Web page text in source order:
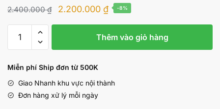
2.400.000₫
Giá
gốc
2.400.000 ₫.
2.200.000 ₫Giá
hiện
tại
là:
-8%
Tập
Vật
Hydromax
Xtreme
Thêm vào giỏ hàng
Miễn phí Ship đơn từ 500K
Giao Nhanh khu vực nội thành
Đơn hàng xử lý mỗi ngày